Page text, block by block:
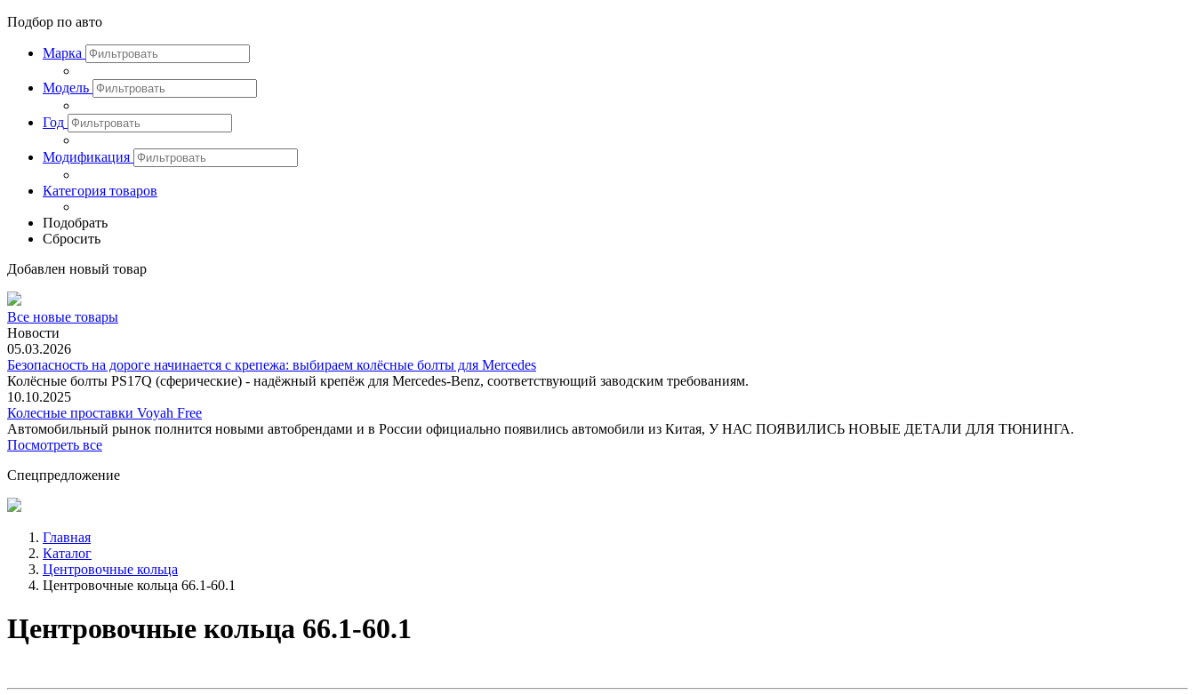
Подбор по авто
Марка
Модель
Год
Модификация
Категория товаров
Подобрать
Сбросить
Добавлен новый товар
Все новые товары
Новости
05.03.2026
Безопасность на дороге начинается с крепежа: выбираем колёсные болты для Mercedes
Колёсные болты PS17Q (сферические) - надёжный крепёж для Mercedes‑Benz, соответствующий заводским требованиям.
10.10.2025
Колесные проставки Voyah Free
Автомобильный рынок полнится новыми автобрендами и в России официально появились автомобили из Китая, У НАС ПОЯВИЛИСЬ НОВЫЕ ДЕТАЛИ ДЛЯ ТЮНИНГА.
Посмотреть все
Спецпредложение
Главная
Каталог
Центровочные кольца
Центровочные кольца 66.1-60.1
Центровочные кольца 66.1-60.1